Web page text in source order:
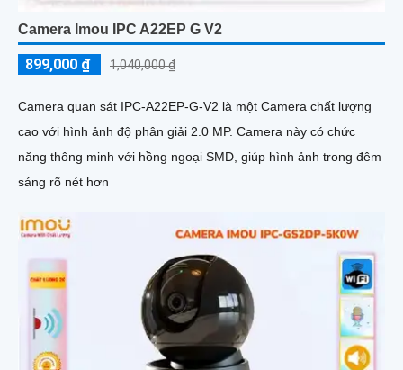
Camera Imou IPC A22EP G V2
899,000 ₫ 1,040,000 ₫
Camera quan sát IPC-A22EP-G-V2 là một Camera chất lượng
cao với hình ảnh độ phân giải 2.0 MP. Camera này có chức
năng thông minh với hồng ngoại SMD, giúp hình ảnh trong đêm
sáng rõ nét hơn